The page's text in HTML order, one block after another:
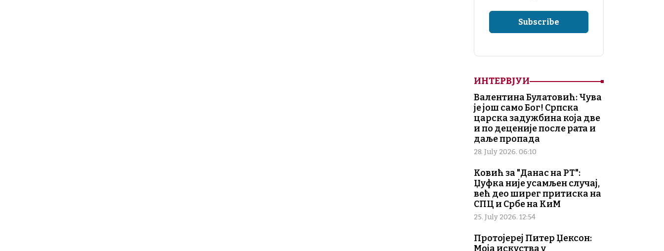
ИНТЕРВЈУИ
Валентина Булатовић: Чува
је још само Бог! Српска
царска задужбина која две
и по деценије после рата и
даље пропада
28. July 2026. 06:10
Ковић за "Данас на РТ":
Џуфка није усамљен случај,
већ део ширег притиска на
СПЦ и Србе на КиМ
25. July 2026. 12:54
Протојереј Питер Џексон:
Моја искуства у